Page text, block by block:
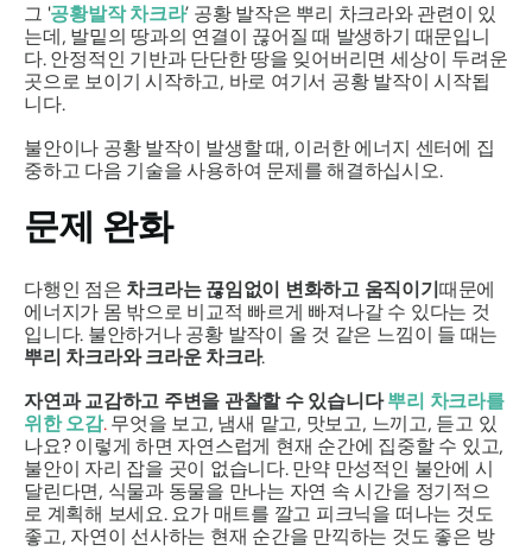
그 '공황발작 차크라’ 공황 발작은 뿌리 차크라와 관련이 있
는데, 발밑의 땅과의 연결이 끊어질 때 발생하기 때문입니
다. 안정적인 기반과 단단한 땅을 잊어버리면 세상이 두려운
곳으로 보이기 시작하고, 바로 여기서 공황 발작이 시작됩
니다.
불안이나 공황 발작이 발생할 때, 이러한 에너지 센터에 집
중하고 다음 기술을 사용하여 문제를 해결하십시오.
문제 완화
다행인 점은 차크라는 끊임없이 변화하고 움직이기때문에
에너지가 몸 밖으로 비교적 빠르게 빠져나갈 수 있다는 것
입니다. 불안하거나 공황 발작이 올 것 같은 느낌이 들 때는
뿌리 차크라와 크라운 차크라.
자연과 교감하고 주변을 관찰할 수 있습니다뿌리 차크라를
위한 오감.무엇을 보고, 냄새 맡고, 맛보고, 느끼고, 듣고 있
나요? 이렇게 하면 자연스럽게 현재 순간에 집중할 수 있고,
불안이 자리 잡을 곳이 없습니다. 만약 만성적인 불안에 시
달린다면, 식물과 동물을 만나는 자연 속 시간을 정기적으
로 계획해 보세요. 요가 매트를 깔고 피크닉을 떠나는 것도
좋고, 자연이 선사하는 현재 순간을 만끽하는 것도 좋은 방